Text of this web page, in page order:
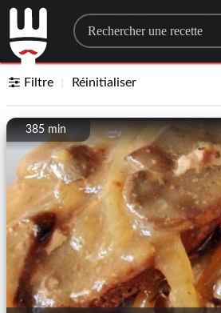
Search for a recipe
Filtre Réinitialiser
385 min